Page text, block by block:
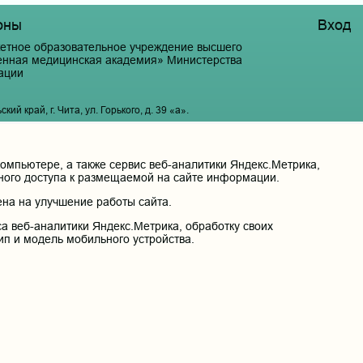
образовательное учреждение высшего
медицинская академия» Министерства
край, г. Чита, ул. Горького, д. 39 «а».
Вход
а также сервис веб-аналитики Яндекс.Метрика,
доступа к размещаемой на сайте информации.
на улучшение работы сайта.
веб-аналитики Яндекс.Метрика, обработку своих
и модель мобильного устройства.